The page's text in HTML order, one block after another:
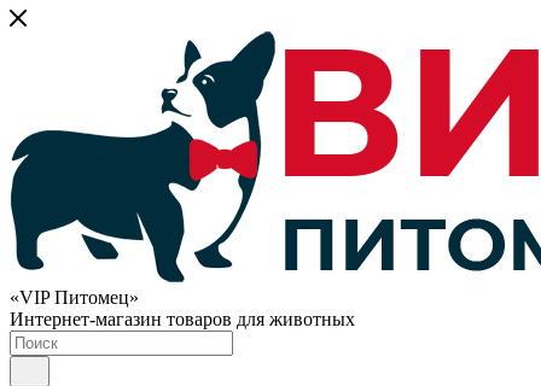
«VIP Питомец»
Интернет-магазин товаров для животных